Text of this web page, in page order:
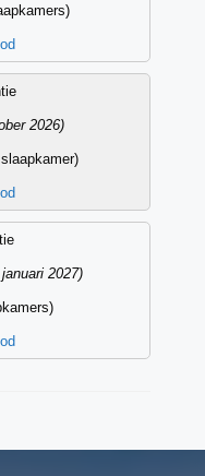
2026)
2027)